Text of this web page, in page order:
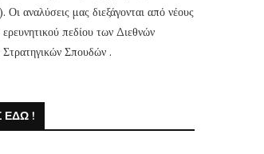
αναλύσεις μας διεξάγονται από νέους
πεδίου των Διεθνών
Σπουδών .
ΕΔΏ !